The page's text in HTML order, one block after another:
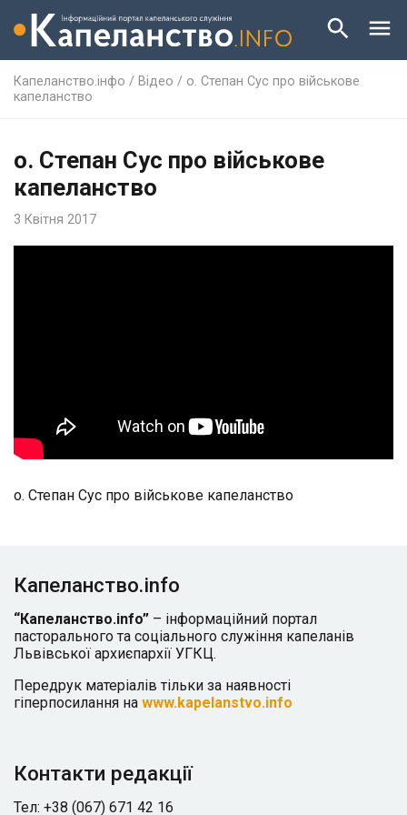
Капеланство.інфо / Відео / о. Степан Сус про військове
капеланство
о. Степан Сус про військове
капеланство
3 Квітня 2017
о. Степан Сус про військове капеланство
Капеланство.info
“Капеланство.info” – інформаційний портал
пасторального та соціального служіння капеланів
Львівської архиєпархії УГКЦ.
Передрук матеріалів тільки за наявності
гіперпосилання на www.kapelanstvo.info
Контакти редакції
Тел: +38 (067) 671 42 16